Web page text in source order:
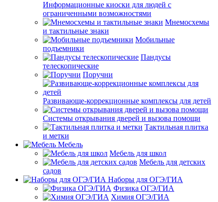
Информационные киоски для людей с
ограниченными возможностями
Мнемосхемы
и тактильные знаки
Мобильные
подъемники
Пандусы
телескопические
Поручни
Развивающе-коррекционные комплексы для детей
Системы открывания дверей и вызова помощи
Тактильная плитка
и метки
Мебель
Мебель для школ
Мебель для детских
садов
Наборы для ОГЭ/ГИА
Физика ОГЭ/ГИА
Химия ОГЭ/ГИА